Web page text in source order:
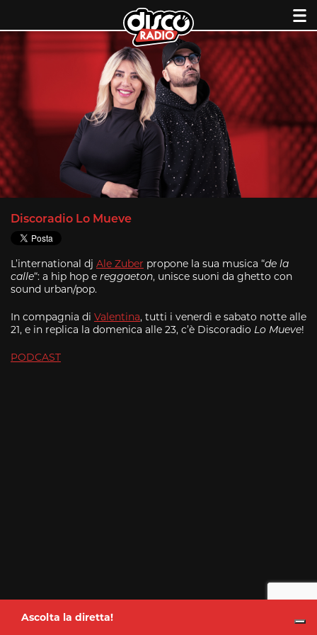
Ascolta la diretta!
Skip
to
content
Discoradio Lo Mueve
L’international dj Ale Zuber propone la sua musica “de la
calle“: a hip hop e reggaeton, unisce suoni da ghetto con
sound urban/pop.
In compagnia di Valentina, tutti i venerdì e sabato notte alle
21, e in replica la domenica alle 23, c’è Discoradio Lo Mueve!
PODCAST